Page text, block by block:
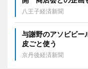
八王子経済新聞
与謝野のアソビビ
皮ごと使う
京丹後経済新聞